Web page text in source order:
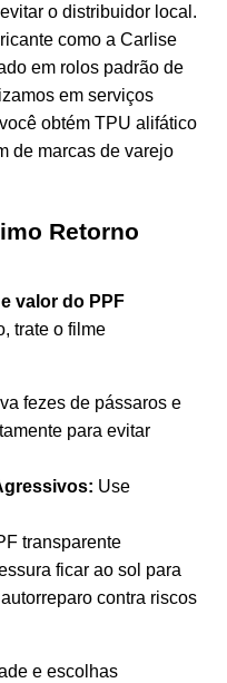
o distribuidor local.
como a Carlise
em rolos padrão de
em serviços
obtém TPU alifático
de marcas de varejo
Retorno
valor do PPF
trate o filme
fezes de pássaros e
para evitar
Use
transparente
ficar ao sol para
contra riscos
e escolhas